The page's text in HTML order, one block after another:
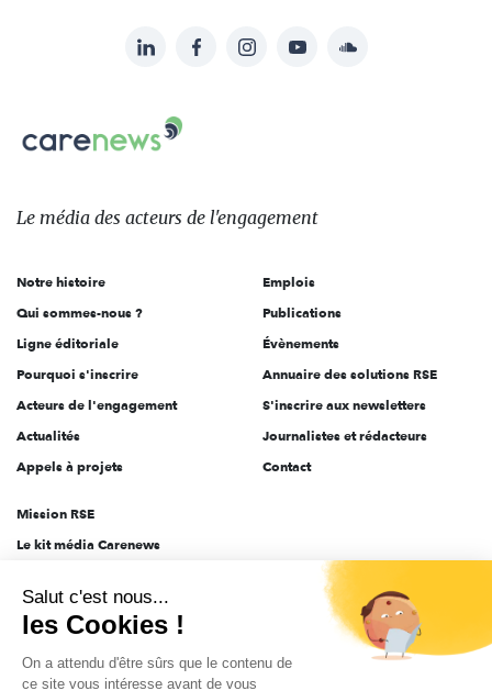
sur:
LinkedInFacebookInstagramYouTubeSoundcloud
Carenews,
Le
des
l'engagement
Le média des acteurs de l'engagement
Notre histoire
Qui sommes-nous ?
Ligne éditoriale
Pourquoi s'inscrire
Acteurs de l'engagement
Actualités
Appels à projets
Emplois
Publications
Évènements
Annuaire des solutions RSE
S'inscrire aux newsletters
Journalistes et rédacteurs
Contact
Mission RSE
Le kit média Carenews
AEF info
Novethic
PRODURABLE
Salut c'est nous...
les Cookies !
On a attendu d'être sûrs que le contenu de
ce site vous intéresse avant de vous